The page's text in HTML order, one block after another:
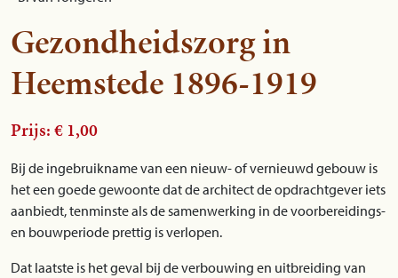
Gezondheidszorg in
Heemstede 1896-1919
Prijs: € 1,00
Bij de ingebruikname van een nieuw- of vernieuwd gebouw is
het een goede gewoonte dat de architect de opdrachtgever iets
aanbiedt, tenminste als de samenwerking in de voorbereidings-
en bouwperiode prettig is verlopen.
Dat laatste is het geval bij de verbouwing en uitbreiding van